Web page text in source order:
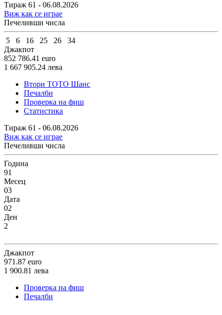
Тираж 61 - 06.08.2026
Виж как се играе
Печеливши числа
5 6 16 25 26
34
Джакпот
852 786.41 euro
1 667 905.24 лева
Втори ТОТО Шанс
Печалби
Проверка на фиш
Статистика
Тираж 61 - 06.08.2026
Виж как се играе
Печеливши числа
Година
91
Месец
03
Дата
02
Ден
2
Джакпот
971.87 euro
1 900.81 лева
Проверка на фиш
Печалби